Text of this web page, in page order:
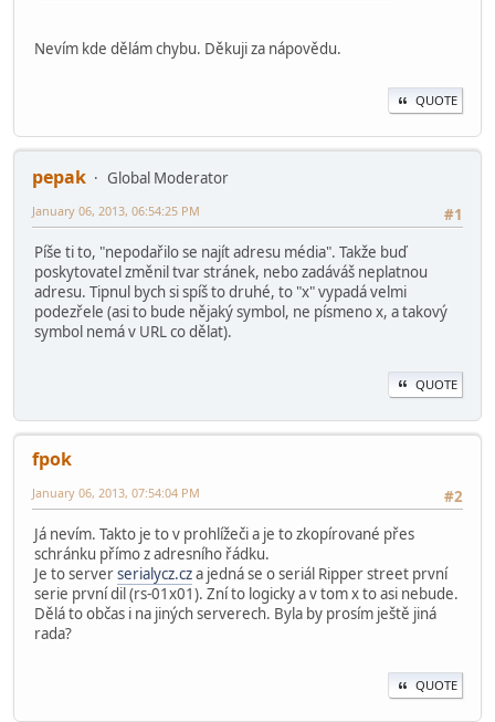
Nevím kde dělám chybu. Děkuji za nápovědu.
QUOTE
pepak
Global Moderator
#1
January 06, 2013, 06:54:25 PM
Píše ti to, "nepodařilo se najít adresu média". Takže buď
poskytovatel změnil tvar stránek, nebo zadáváš neplatnou
adresu. Tipnul bych si spíš to druhé, to "x" vypadá velmi
podezřele (asi to bude nějaký symbol, ne písmeno x, a takový
symbol nemá v URL co dělat).
QUOTE
fpok
#2
January 06, 2013, 07:54:04 PM
Já nevím. Takto je to v prohlížeči a je to zkopírované přes
schránku přímo z adresního řádku.
Je to serverserialycz.cza jedná se o seriál Ripper street první
serie první dil (rs-01x01). Zní to logicky a v tom x to asi nebude.
Dělá to občas i na jiných serverech. Byla by prosím ještě jiná
rada?
QUOTE